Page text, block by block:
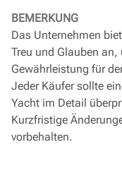
BEMERKUNG
Das Unternehmen
Treu und Glauben
Gewährleistung für
Jeder Käufer sollte
Yacht im Detail
Kurzfristige
vorbehalten.